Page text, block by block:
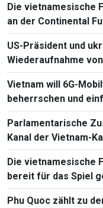
Die vietnamesische
an der Continental
US-Präsident und
Wiederaufnahme
Vietnam will 6G-
beherrschen und
Parlamentarische
Kanal der Vietnam-
Die vietnamesische
bereit für das Spiel
Phu Quoc zählt zu